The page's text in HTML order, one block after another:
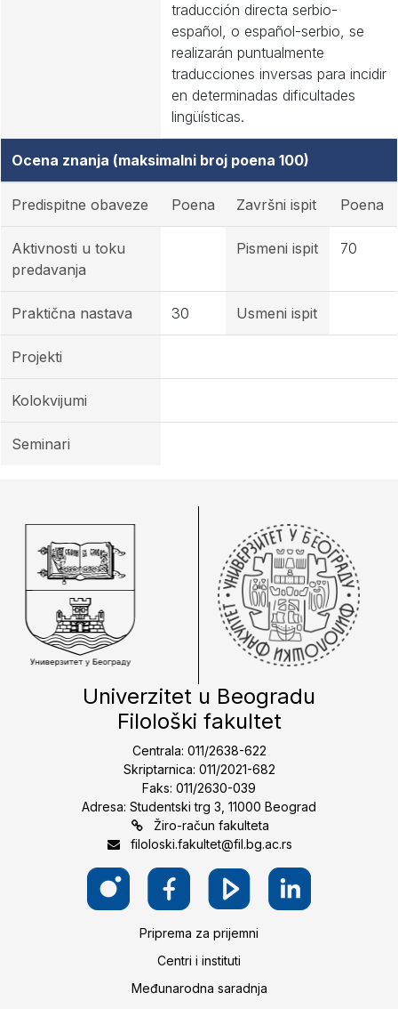
traducción directa serbio-
español, o español-serbio, se
realizarán puntualmente
traducciones inversas para incidir
en determinadas dificultades
lingüísticas.
Ocena znanja (maksimalni broj poena 100)
Predispitne obaveze Poena Završni ispit Poena
Aktivnosti u toku
predavanja
Pismeni ispit 70
Praktična nastava 30 Usmeni ispit
Projekti
Kolokvijumi
Seminari
Univerzitet u Beogradu
Filološki fakultet
Centrala: 011/2638-622
Skriptarnica: 011/2021-682
Faks: 011/2630-039
Adresa: Studentski trg 3, 11000 Beograd
Žiro-račun fakulteta
filoloski.fakultet@fil.bg.ac.rs
Priprema za prijemni
Centri i instituti
Međunarodna saradnja